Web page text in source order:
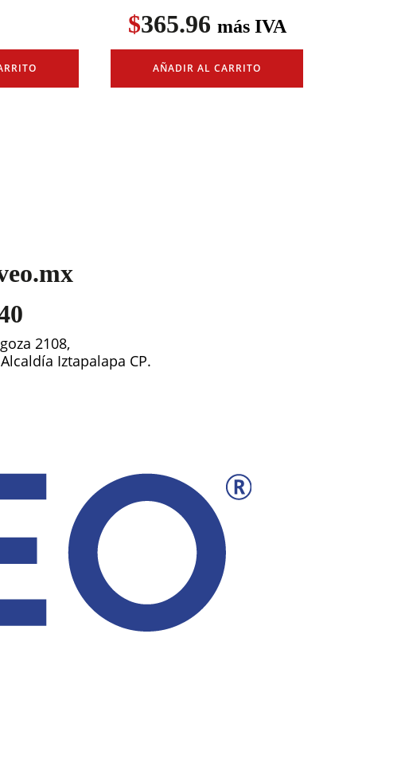
$365.96 más IVA
AÑADIR AL CARRITO
2108,
Iztapalapa CP.